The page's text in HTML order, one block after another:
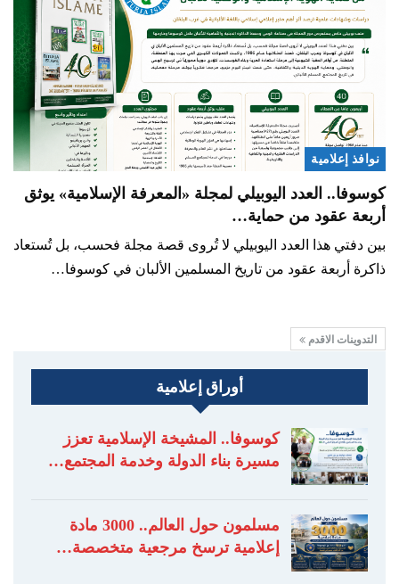
نوافذ إعلامية
كوسوفا.. العدد اليوبيلي لمجلة «المعرفة الإسلامية» يوثق
أربعة عقود من حماية…
بين دفتي هذا العدد اليوبيلي لا تُروى قصة مجلة فحسب، بل تُستعاد
ذاكرة أربعة عقود من تاريخ المسلمين الألبان في كوسوفا…
التدوينات الاقدم
أوراق إعلامية
كوسوفا.. المشيخة الإسلامية تعزز
مسيرة بناء الدولة وخدمة المجتمع…
مسلمون حول العالم.. 3000 مادة
إعلامية ترسخ مرجعية متخصصة…